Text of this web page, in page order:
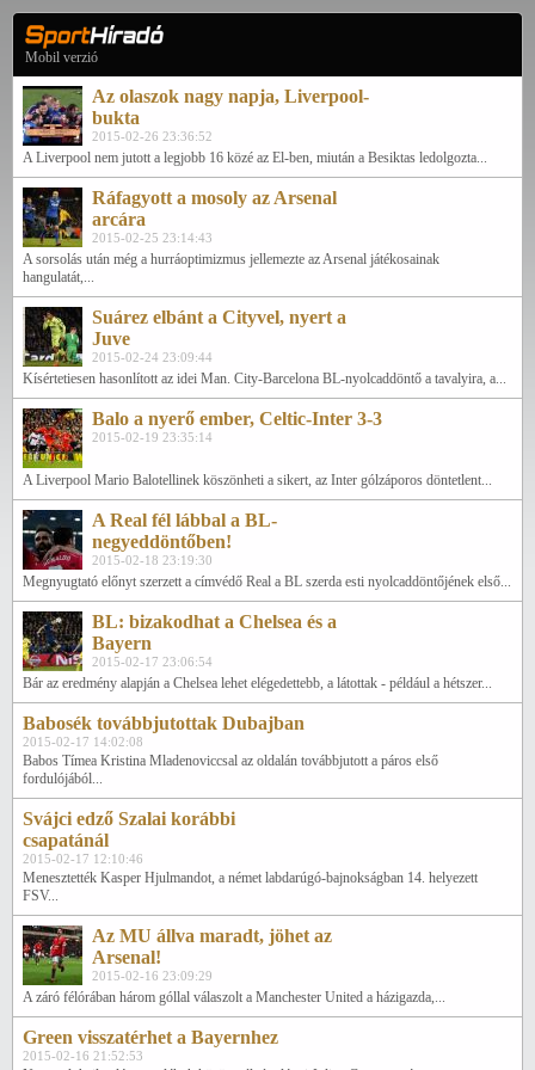
Mobil verzió
Az olaszok nagy napja, Liverpool-
bukta
2015-02-26 23:36:52
A Liverpool nem jutott a legjobb 16 közé az El-ben, miután a Besiktas ledolgozta...
Ráfagyott a mosoly az Arsenal
arcára
2015-02-25 23:14:43
A sorsolás után még a hurráoptimizmus jellemezte az Arsenal játékosainak
hangulatát,...
Suárez elbánt a Cityvel, nyert a
Juve
2015-02-24 23:09:44
Kísértetiesen hasonlított az idei Man. City-Barcelona BL-nyolcaddöntő a tavalyira, a...
Balo a nyerő ember, Celtic-Inter 3-3
2015-02-19 23:35:14
A Liverpool Mario Balotellinek köszönheti a sikert, az Inter gólzáporos döntetlent...
A Real fél lábbal a BL-
negyeddöntőben!
2015-02-18 23:19:30
Megnyugtató előnyt szerzett a címvédő Real a BL szerda esti nyolcaddöntőjének első...
BL: bizakodhat a Chelsea és a
Bayern
2015-02-17 23:06:54
Bár az eredmény alapján a Chelsea lehet elégedettebb, a látottak - például a hétszer...
Babosék továbbjutottak Dubajban
2015-02-17 14:02:08
Babos Tímea Kristina Mladenoviccsal az oldalán továbbjutott a páros első
fordulójából...
Svájci edző Szalai korábbi
csapatánál
2015-02-17 12:10:46
Menesztették Kasper Hjulmandot, a német labdarúgó-bajnokságban 14. helyezett
FSV...
Az MU állva maradt, jöhet az
Arsenal!
2015-02-16 23:09:29
A záró félórában három góllal válaszolt a Manchester United a házigazda,...
Green visszatérhet a Bayernhez
2015-02-16 21:52:53